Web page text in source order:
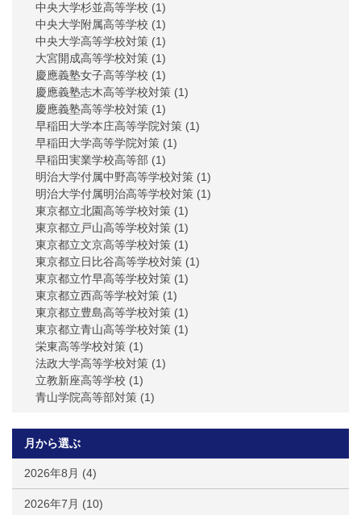
中央大学杉並高等学校 (1)
中央大学附属高等学校 (1)
中央大学高等学校対策 (1)
大宮開成高等学校対策 (1)
慶應義塾女子高等学校 (1)
慶應義塾志木高等学校対策 (1)
慶應義塾高等学校対策 (1)
早稲田大学本庄高等学院対策 (1)
早稲田大学高等学院対策 (1)
早稲田実業学校高等部 (1)
明治大学付属中野高等学校対策 (1)
明治大学付属明治高等学校対策 (1)
東京都立北園高等学校対策 (1)
東京都立戸山高等学校対策 (1)
東京都立文京高等学校対策 (1)
東京都立日比谷高等学校対策 (1)
東京都立竹早高等学校対策 (1)
東京都立西高等学校対策 (1)
東京都立豊島高等学校対策 (1)
東京都立青山高等学校対策 (1)
栄東高等学校対策 (1)
法政大学高等学校対策 (1)
立教新座高等学校 (1)
青山学院高等部対策 (1)
月から選ぶ
2026年8月 (4)
2026年7月 (10)